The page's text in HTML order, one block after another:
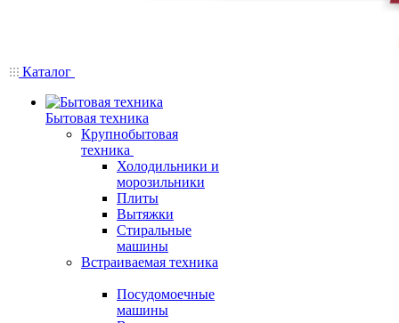
Каталог
Бытовая техника
Крупнобытовая
техника
Холодильники и
морозильники
Плиты
Вытяжки
Стиральные
машины
Встраиваемая техника
Посудомоечные
машины